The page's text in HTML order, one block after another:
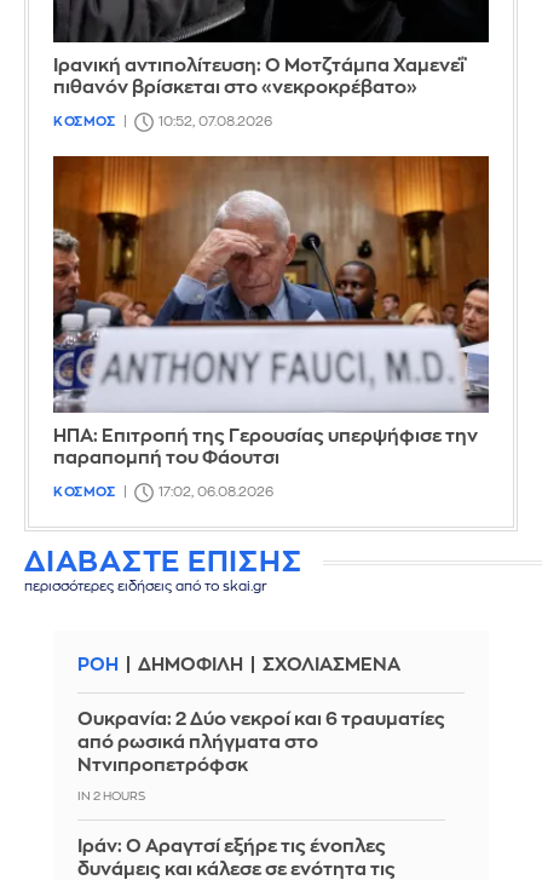
Ιρανική αντιπολίτευση: Ο Μοτζτάμπα Χαμενεΐ
πιθανόν βρίσκεται στο «νεκροκρέβατο»
ΚΟΣΜΟΣ 10:52, 07.08.2026
ΗΠΑ: Επιτροπή της Γερουσίας υπερψήφισε την
παραπομπή του Φάουτσι
ΚΟΣΜΟΣ 17:02, 06.08.2026
ΔΙΑΒΑΣΤΕ ΕΠΙΣΗΣ
περισσότερες ειδήσεις από το skai.gr
ΡΟΗ ΔΗΜΟΦΙΛΗ ΣΧΟΛΙΑΣΜΕΝΑ
Ουκρανία: 2 Δύο νεκροί και 6 τραυματίες
από ρωσικά πλήγματα στο
Ντνιπροπετρόφσκ
IN 2 HOURS
Ιράν: Ο Αραγτσί εξήρε τις ένοπλες
δυνάμεις και κάλεσε σε ενότητα τις